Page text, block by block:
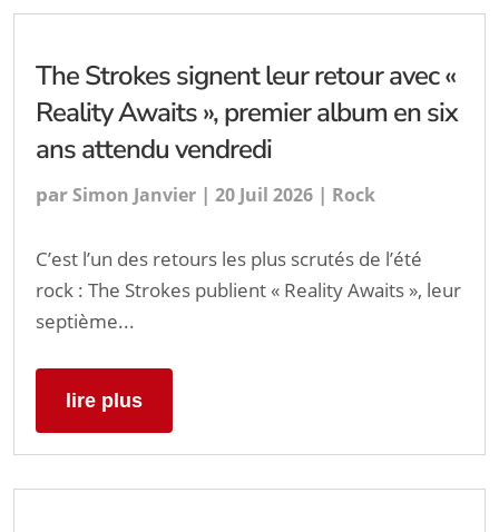
The Strokes signent leur retour avec «
Reality Awaits », premier album en six
ans attendu vendredi
parSimon Janvier | 20 Juil 2026 | Rock
C’est l’un des retours les plus scrutés de l’été
rock : The Strokes publient « Reality Awaits », leur
septième...
lire plus